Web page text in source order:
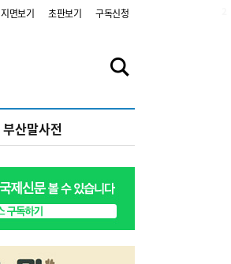
지면보기 초판보기 구독신청
부산말사전